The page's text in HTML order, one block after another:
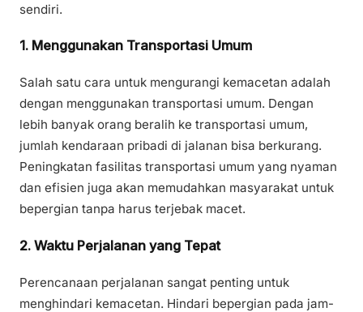
sendiri.
1. Menggunakan Transportasi Umum
Salah satu cara untuk mengurangi kemacetan adalah
dengan menggunakan transportasi umum. Dengan
lebih banyak orang beralih ke transportasi umum,
jumlah kendaraan pribadi di jalanan bisa berkurang.
Peningkatan fasilitas transportasi umum yang nyaman
dan efisien juga akan memudahkan masyarakat untuk
bepergian tanpa harus terjebak macet.
2. Waktu Perjalanan yang Tepat
Perencanaan perjalanan sangat penting untuk
menghindari kemacetan. Hindari bepergian pada jam-